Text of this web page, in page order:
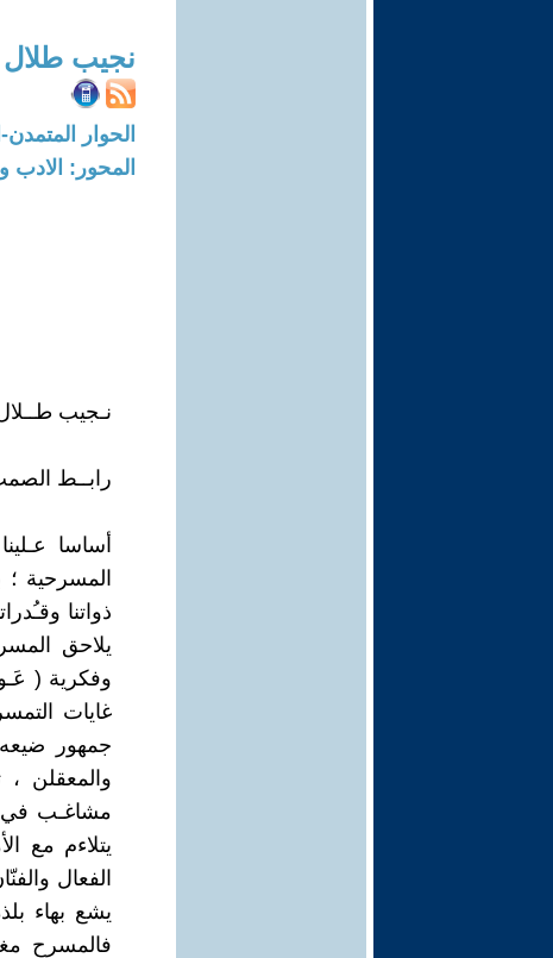
نجيب طلال
الحوار المتمدن-العدد: 7515 -
المحور: الادب
نـجيب
رابــط
أساسا
المسرحية ؛
ذواتنا
يلاحق
وفكرية (
غايات
جمهور
والمعقلن
مشاغـب في
يتلاءم مع
الفعال
يشع بهاء
فالمسرح